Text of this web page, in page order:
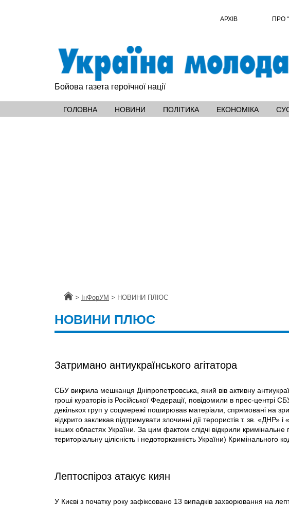
АРХІВ ПРО
Бойова газета героїчної нації
ГОЛОВНА НОВИНИ ПОЛІТИКА ЕКОНОМІКА
Головна
> ІнФорУМ > НОВИНИ ПЛЮС
НОВИНИ ПЛЮС
Затримано антиукраїнського агітатора
СБУ викрила мешканця Дніпропетровська, який вів активну
гроші кураторів iз Російської Федерації, повідомили в прес-центрі
декількох груп у соцмережі поширював матеріали, спрямовані на
відкрито закликав підтримувати злочинні дії терористів т. зв. «ДНР»
інших областях України. За цим фактом слідчі відкрили
територіальну цілісність і недоторканність України) Кримінального
Лептоспіроз атакує киян
У Києві з початку року зафіксовано 13 випадків захворювання на